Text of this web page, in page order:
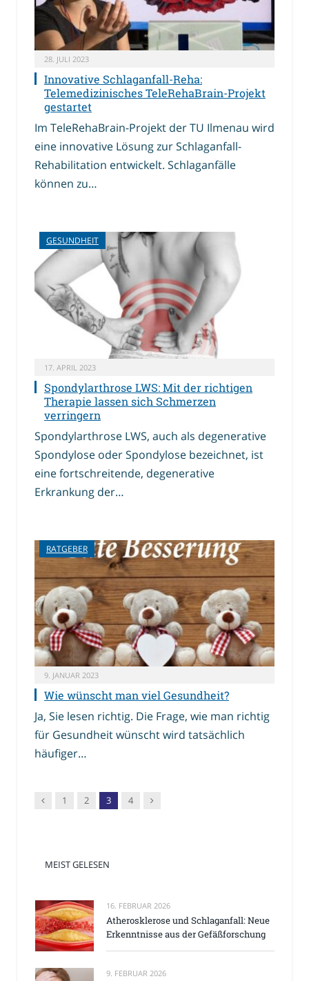
28. JULI 2023
Innovative Schlaganfall-Reha:
Telemedizinisches TeleRehaBrain-Projekt
gestartet
Im TeleRehaBrain-Projekt der TU Ilmenau wird
eine innovative Lösung zur Schlaganfall-
Rehabilitation entwickelt. Schlaganfälle
können zu…
GESUNDHEIT
17. APRIL 2023
Spondylarthrose LWS: Mit der richtigen
Therapie lassen sich Schmerzen
verringern
Spondylarthrose LWS, auch als degenerative
Spondylose oder Spondylose bezeichnet, ist
eine fortschreitende, degenerative
Erkrankung der…
RATGEBER
9. JANUAR 2023
Wie wünscht man viel Gesundheit?
Ja, Sie lesen richtig. Die Frage, wie man richtig
für Gesundheit wünscht wird tatsächlich
häufiger…
Vorgänger
1 2 3 4 Nachfolger
MEIST GELESEN
16. FEBRUAR 2026
Atherosklerose und Schlaganfall: Neue
Erkenntnisse aus der Gefäßforschung
9. FEBRUAR 2026